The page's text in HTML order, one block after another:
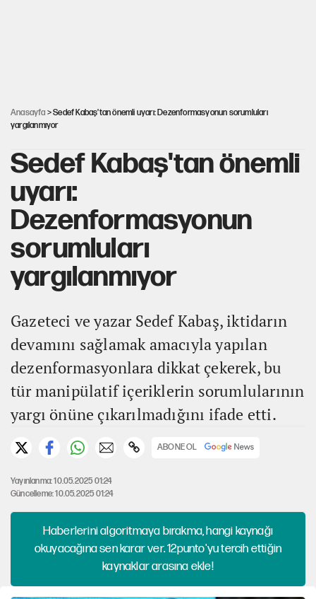
Anasayfa > Sedef Kabaş'tan önemli uyarı: Dezenformasyonun sorumluları
yargılanmıyor
Sedef Kabaş'tan önemli
uyarı:
Dezenformasyonun
sorumluları
yargılanmıyor
Gazeteci ve yazar Sedef Kabaş, iktidarın
devamını sağlamak amacıyla yapılan
dezenformasyonlara dikkat çekerek, bu
tür manipülatif içeriklerin sorumlularının
yargı önüne çıkarılmadığını ifade etti.
ABONE OL
Yayınlanma: 10.05.2025 01:24
Güncelleme: 10.05.2025 01:24
Haberlerini algoritmaya bırakma, hangi kaynağı
okuyacağına sen karar ver. 12punto'yu tercih ettiğin
kaynaklar arasına ekle!